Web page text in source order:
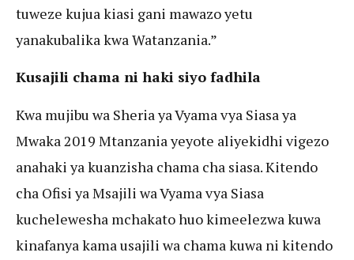
tuweze kujua kiasi gani mawazo yetu
yanakubalika kwa Watanzania.”
Kusajili chama ni haki siyo fadhila
Kwa mujibu wa Sheria ya Vyama vya Siasa ya
Mwaka 2019 Mtanzania yeyote aliyekidhi vigezo
anahaki ya kuanzisha chama cha siasa. Kitendo
cha Ofisi ya Msajili wa Vyama vya Siasa
kuchelewesha mchakato huo kimeelezwa kuwa
kinafanya kama usajili wa chama kuwa ni kitendo